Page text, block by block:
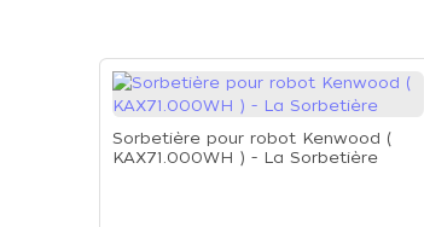
Sorbetière pour robot Kenwood (
KAX71.000WH ) - La Sorbetière